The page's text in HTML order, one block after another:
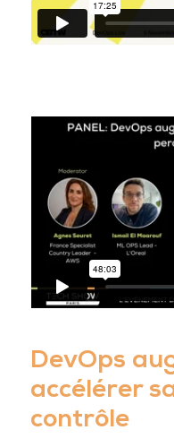
DevOps
accélérer
contrôle